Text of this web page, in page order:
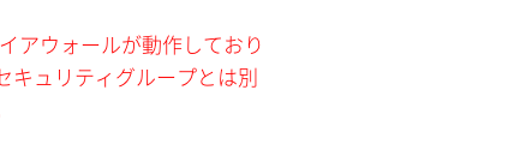
アウォールが動作しており
キュリティグループとは別